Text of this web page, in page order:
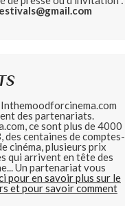
des partenariats.
ce sont plus de 4000
centaines de comptes-
cinéma, plusieurs prix
qui arrivent en tête des
Un partenariat vous
pour en savoir plus sur le
et pour savoir comment